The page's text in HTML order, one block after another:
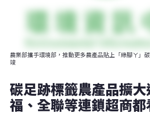
農業部攜手環境部，推動更多農產品貼上「綠腳ㄚ」
竣
碳足跡標籤農產品擴大
福、全聯等連鎖超商都